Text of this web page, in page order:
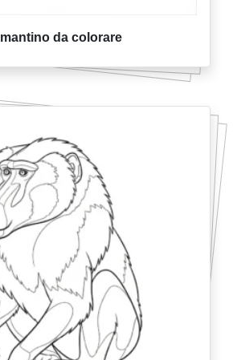
da colorare